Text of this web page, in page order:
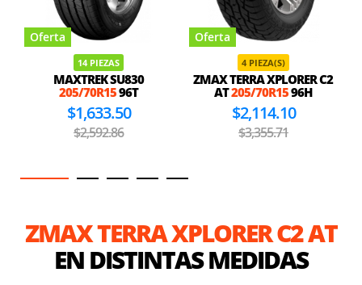
Oferta
14 PIEZAS
MAXTREK SU830
205/70R1596T
$1,633.50
$2,592.86
Oferta
4 PIEZA(S)
ZMAX TERRA XPLORER C2
AT205/70R1596H
$2,114.10
$3,355.71
ZMAX TERRA XPLORER C2 AT
EN DISTINTAS MEDIDAS